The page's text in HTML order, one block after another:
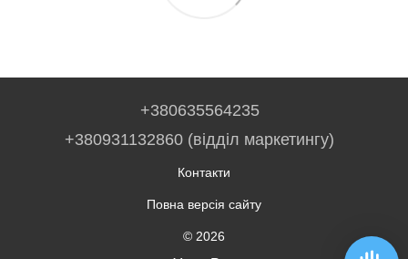
+380635564235
+380931132860 (відділ маркетингу)
Контакти
Повна версія сайту
© 2026